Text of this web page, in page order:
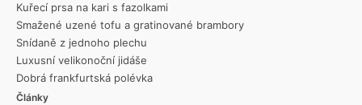
Kuřecí prsa na kari s fazolkami
Smažené uzené tofu a gratinované brambory
Snídaně z jednoho plechu
Luxusní velikonoční jidáše
Dobrá frankfurtská polévka
Články